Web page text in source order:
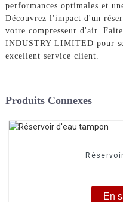
performances optimales et
Découvrez l'impact d'un
votre compresseur d'air.
INDUSTRY LIMITED pour
excellent service client.
Produits Connexes
En